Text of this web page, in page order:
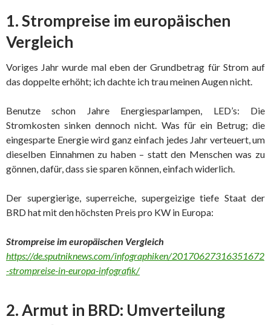
1. Strompreise im europäischen
Vergleich
Voriges Jahr wurde mal eben der Grundbetrag für Strom auf
das doppelte erhöht; ich dachte ich trau meinen Augen nicht.
Benutze schon Jahre Energiesparlampen, LED’s: Die
Stromkosten sinken dennoch nicht. Was für ein Betrug; die
eingesparte Energie wird ganz einfach jedes Jahr verteuert, um
dieselben Einnahmen zu haben – statt den Menschen was zu
gönnen, dafür, dass sie sparen können, einfach widerlich.
Der supergierige, superreiche, supergeizige tiefe Staat der
BRD hat mit den höchsten Preis pro KW in Europa:
Strompreise im europäischen Vergleich
https://de.sputniknews.com/infographiken/20170627316351672
-strompreise-in-europa-infografik/
2. Armut in BRD: Umverteilung